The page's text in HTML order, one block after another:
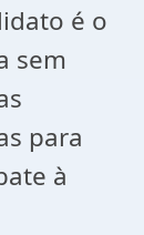
é o
sem
para
à